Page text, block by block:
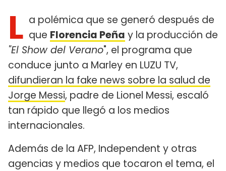
L a polémica que se generó después de
que Florencia Peña y la producción de
"El Show del Verano", el programa que
conduce junto a Marley en LUZU TV,
difundieran la fake news sobre la salud de
Jorge Messi, padre de Lionel Messi, escaló
tan rápido que llegó a los medios
internacionales.
Además de la AFP, Independent y otras
agencias y medios que tocaron el tema, el